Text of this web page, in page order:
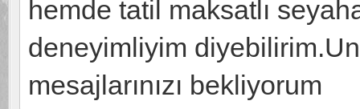
hemde tatil maksatlı
deneyimliyim
mesajlarınızı bekliyorum